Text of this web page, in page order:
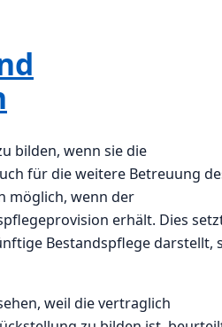
bilden, wenn sie die
für die weitere Betreuung
möglich, wenn der
erhält. Dies
Bestandspflege darstellt,
weil die vertraglich